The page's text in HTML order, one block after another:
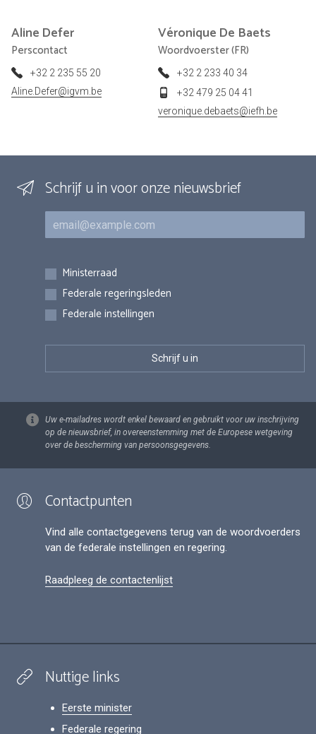
Aline Defer
Perscontact
+32 2 235 55 20
Aline.Defer@igvm.be
Véronique De Baets
Woordvoerster (FR)
+32 2 233 40 34
+32 479 25 04 41
veronique.debaets@iefh.be
Schrijf u in voor onze nieuwsbrief
E-mail
Inschrijvingen
Ministerraad
Federale regeringsleden
Federale instellingen
Uw e-mailadres wordt enkel bewaard en gebruikt voor uw inschrijving
op de nieuwsbrief, in overeenstemming met de Europese wetgeving
over de bescherming van persoonsgegevens.
Contactpunten
Vind alle contactgegevens terug van de woordvoerders
van de federale instellingen en regering.
Raadpleeg de contactenlijst
Nuttige links
Eerste minister
Federale regering